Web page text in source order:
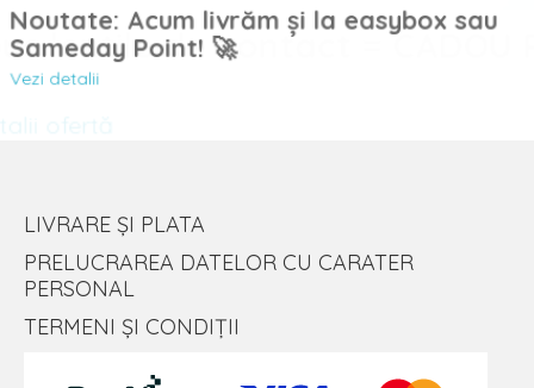
Noutate: Acum livrăm și la easybox sau
Sameday Point! 🚀
Vezi detalii
LIVRARE ȘI PLATA
PRELUCRAREA DATELOR CU CARATER
PERSONAL
TERMENI ȘI CONDIȚII